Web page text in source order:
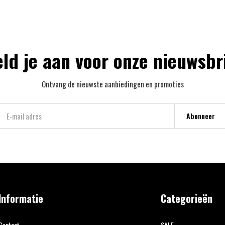
je aan voor onze
Ontvang de nieuwste aanbiedingen en promoties
Abonneer
Categorieën